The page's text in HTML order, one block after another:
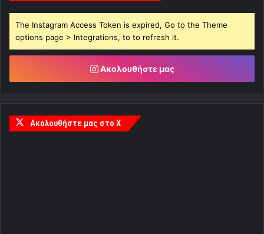
The Instagram Access Token is expired, Go to the Theme
options page > Integrations, to to refresh it.
Ακολουθήστε μας
Ακολουθήστε μας στο X